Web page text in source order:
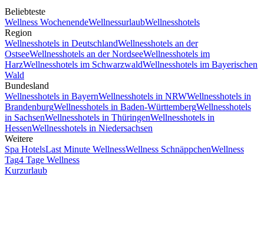
Beliebteste
Wellness WochenendeWellnessurlaubWellnesshotels
Region
Wellnesshotels in DeutschlandWellnesshotels an der
OstseeWellnesshotels an der NordseeWellnesshotels im
HarzWellnesshotels im SchwarzwaldWellnesshotels im Bayerischen
Wald
Bundesland
Wellnesshotels in BayernWellnesshotels in NRWWellnesshotels in
BrandenburgWellnesshotels in Baden-WürttembergWellnesshotels
in SachsenWellnesshotels in ThüringenWellnesshotels in
HessenWellnesshotels in Niedersachsen
Weitere
Spa HotelsLast Minute WellnessWellness SchnäppchenWellness
Tag4 Tage Wellness
Kurzurlaub